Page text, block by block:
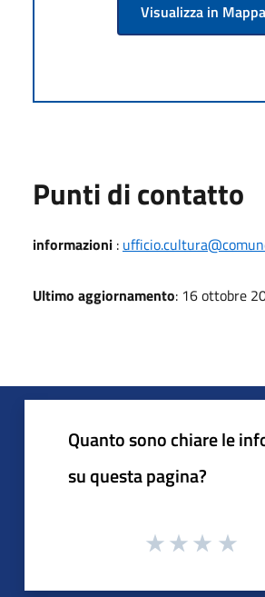
Visualizza in Mappa
Punti di contatto
informazioni :
Ultimo aggiornamento: 16 ottobre
Quanto sono chiare le
su questa pagina?